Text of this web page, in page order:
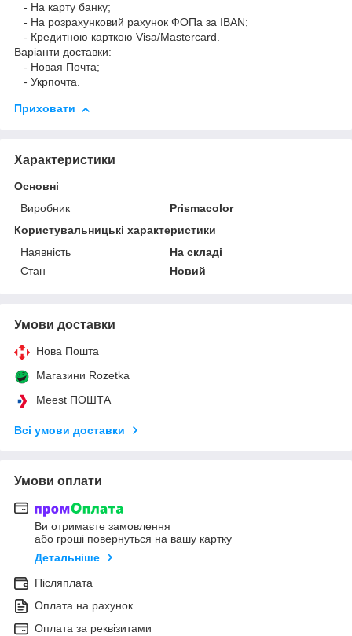
- На карту банку;
- На розрахунковий рахунок ФОПа за IBAN;
- Кредитною карткою Visa/Mastercard.
Варіанти доставки:
- Новая Почта;
- Укрпочта.
Приховати
Характеристики
Основні
Виробник
Prismacolor
Користувальницькі характеристики
Наявність
На складі
Стан
Новий
Умови доставки
Нова Пошта
Магазини Rozetka
Meest ПОШТА
Всі умови доставки
Умови оплати
Ви отримаєте замовлення
або гроші повернуться на вашу картку
Детальніше
Післяплата
Оплата на рахунок
Оплата за реквізитами